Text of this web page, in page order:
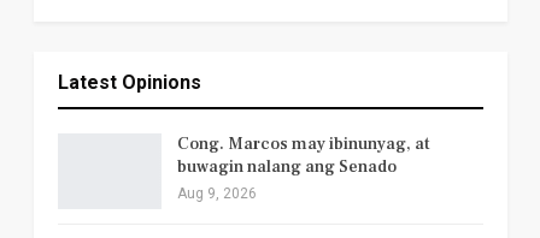
Latest Opinions
Cong. Marcos may ibinunyag, at
buwagin nalang ang Senado
Aug 9, 2026